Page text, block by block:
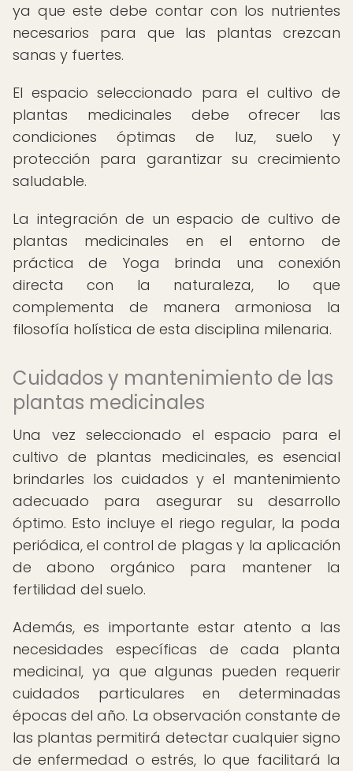
ya que este debe contar con los nutrientes
necesarios para que las plantas crezcan
sanas y fuertes.
El espacio seleccionado para el cultivo de
plantas medicinales debe ofrecer las
condiciones óptimas de luz, suelo y
protección para garantizar su crecimiento
saludable.
La integración de un espacio de cultivo de
plantas medicinales en el entorno de
práctica de Yoga brinda una conexión
directa con la naturaleza, lo que
complementa de manera armoniosa la
filosofía holística de esta disciplina milenaria.
Cuidados y mantenimiento de las
plantas medicinales
Una vez seleccionado el espacio para el
cultivo de plantas medicinales, es esencial
brindarles los cuidados y el mantenimiento
adecuado para asegurar su desarrollo
óptimo. Esto incluye el riego regular, la poda
periódica, el control de plagas y la aplicación
de abono orgánico para mantener la
fertilidad del suelo.
Además, es importante estar atento a las
necesidades específicas de cada planta
medicinal, ya que algunas pueden requerir
cuidados particulares en determinadas
épocas del año. La observación constante de
las plantas permitirá detectar cualquier signo
de enfermedad o estrés, lo que facilitará la